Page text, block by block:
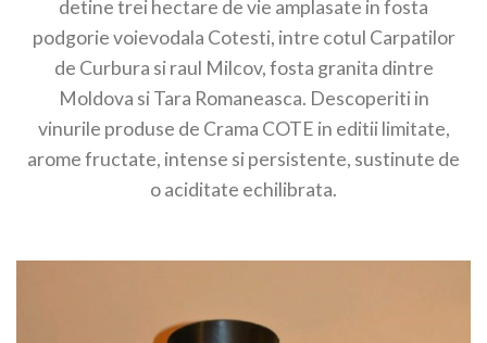
detine trei hectare de vie amplasate in fosta
podgorie voievodala Cotesti, intre cotul Carpatilor
de Curbura si raul Milcov, fosta granita dintre
Moldova si Tara Romaneasca. Descoperiti in
vinurile produse de Crama COTE in editii limitate,
arome fructate, intense si persistente, sustinute de
o aciditate echilibrata.